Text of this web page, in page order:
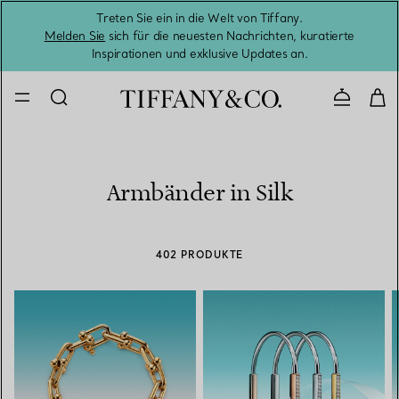
Treten Sie ein in die Welt von Tiffany.
Melden Sie sich für die neuesten Nachrichten, kuratierte
Inspirationen und exklusive Updates an.
Armbänder in Silk
402 PRODUKTE